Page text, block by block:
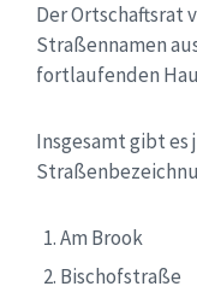
Der Ortschaftsrat
Straßennamen
fortlaufenden
Insgesamt gibt
Am Brook
Bischofstraße